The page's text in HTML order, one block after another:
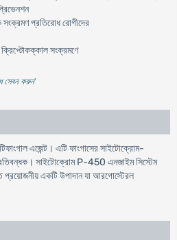
প্রতিরোধ রোগীদের
ক্রিপ্টোকক্কাল সংক্রমণে
সেবন করুন'
এজেন্ট। এটি ফাংগাসের সাইটোক্রোম-
সাইটোক্রোম P-450 এনজাইম সিস্টেম
প্রয়োজনীয় একটি উপাদান যা আরগোস্টেরল